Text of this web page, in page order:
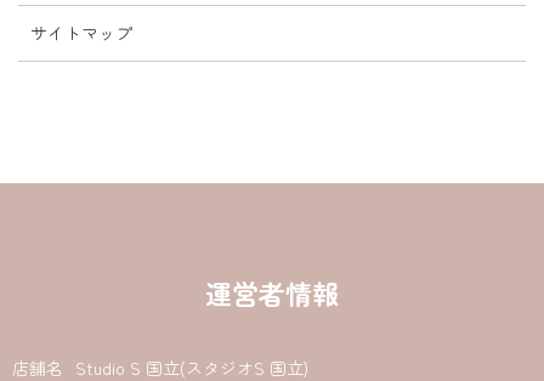
サイトマップ
運営者情報
店舗名
Studio S 国立(スタジオS 国立)